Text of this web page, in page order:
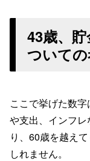
43歳、
ついて
ここで挙げた数
や支出、インフ
り、60歳を越え
しれません。